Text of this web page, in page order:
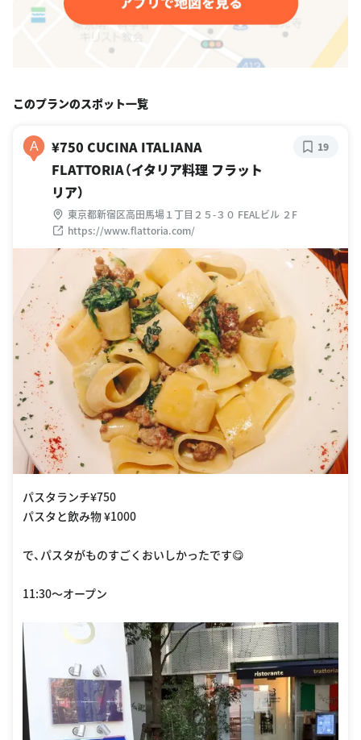
このプランのスポット一覧
A
¥750 CUCINA ITALIANA
FLATTORIA（イタリア料理 フラット
リア）
東京都新宿区高田馬場１丁目２５-３０ FEALビル ２F
https://www.flattoria.com/
19
パスタランチ¥750
パスタと飲み物 ¥1000
で、パスタがものすごくおいしかったです😋
11:30〜オープン